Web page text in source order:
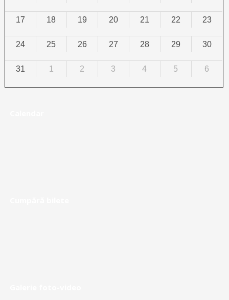
17 18 19 20 21 22 23
24 25 26 27 28 29 30
31 1 2 3 4 5 6